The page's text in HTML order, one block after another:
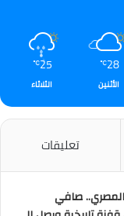
28
℃
الأثنين
25
℃
الثلاثاء
تعليقات
صافي